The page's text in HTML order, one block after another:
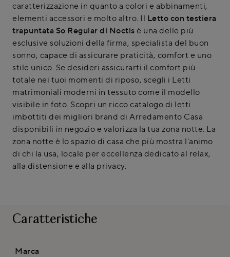
caratterizzazione in quanto a colori e abbinamenti,
elementi accessori e molto altro. Il Letto con testiera
trapuntata So Regular di Noctis è una delle più
esclusive soluzioni della firma, specialista del buon
sonno, capace di assicurare praticità, comfort e uno
stile unico. Se desideri assicurarti il comfort più
totale nei tuoi momenti di riposo, scegli i Letti
matrimoniali moderni in tessuto come il modello
visibile in foto. Scopri un ricco catalogo di letti
imbottiti dei migliori brand di Arredamento Casa
disponibili in negozio e valorizza la tua zona notte. La
zona notte è lo spazio di casa che più mostra l'animo
di chi la usa, locale per eccellenza dedicato al relax,
alla distensione e alla privacy.
Caratteristiche
Marca